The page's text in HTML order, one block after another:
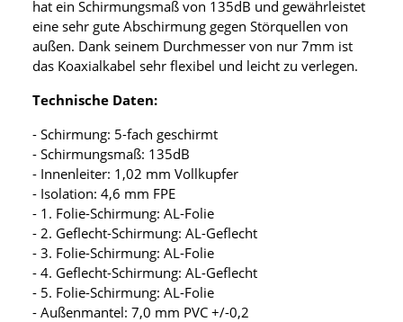
hat ein Schirmungsmaß von 135dB und gewährleistet
eine sehr gute Abschirmung gegen Störquellen von
außen. Dank seinem Durchmesser von nur 7mm ist
das Koaxialkabel sehr flexibel und leicht zu verlegen.
Technische Daten:
- Schirmung: 5-fach geschirmt
- Schirmungsmaß: 135dB
- Innenleiter: 1,02 mm Vollkupfer
- Isolation: 4,6 mm FPE
- 1. Folie-Schirmung: AL-Folie
- 2. Geflecht-Schirmung: AL-Geflecht
- 3. Folie-Schirmung: AL-Folie
- 4. Geflecht-Schirmung: AL-Geflecht
- 5. Folie-Schirmung: AL-Folie
- Außenmantel: 7,0 mm PVC +/-0,2